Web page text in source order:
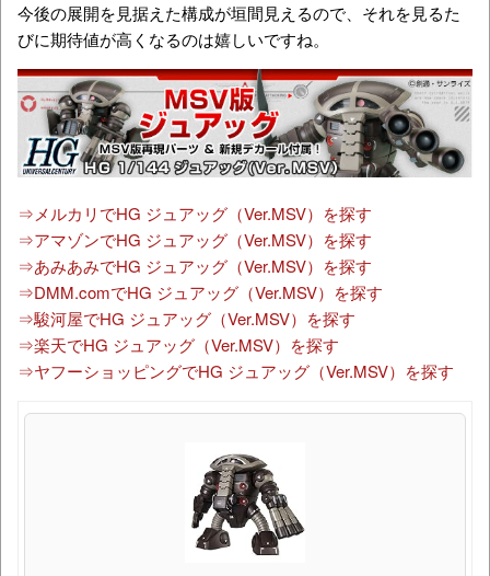
今後の展開を見据えた構成が垣間見えるので、それを見るた
びに期待値が高くなるのは嬉しいですね。
⇒メルカリでHG ジュアッグ（Ver.MSV）を探す
⇒アマゾンでHG ジュアッグ（Ver.MSV）を探す
⇒あみあみでHG ジュアッグ（Ver.MSV）を探す
⇒DMM.comでHG ジュアッグ（Ver.MSV）を探す
⇒駿河屋でHG ジュアッグ（Ver.MSV）を探す
⇒楽天でHG ジュアッグ（Ver.MSV）を探す
⇒ヤフーショッピングでHG ジュアッグ（Ver.MSV）を探す